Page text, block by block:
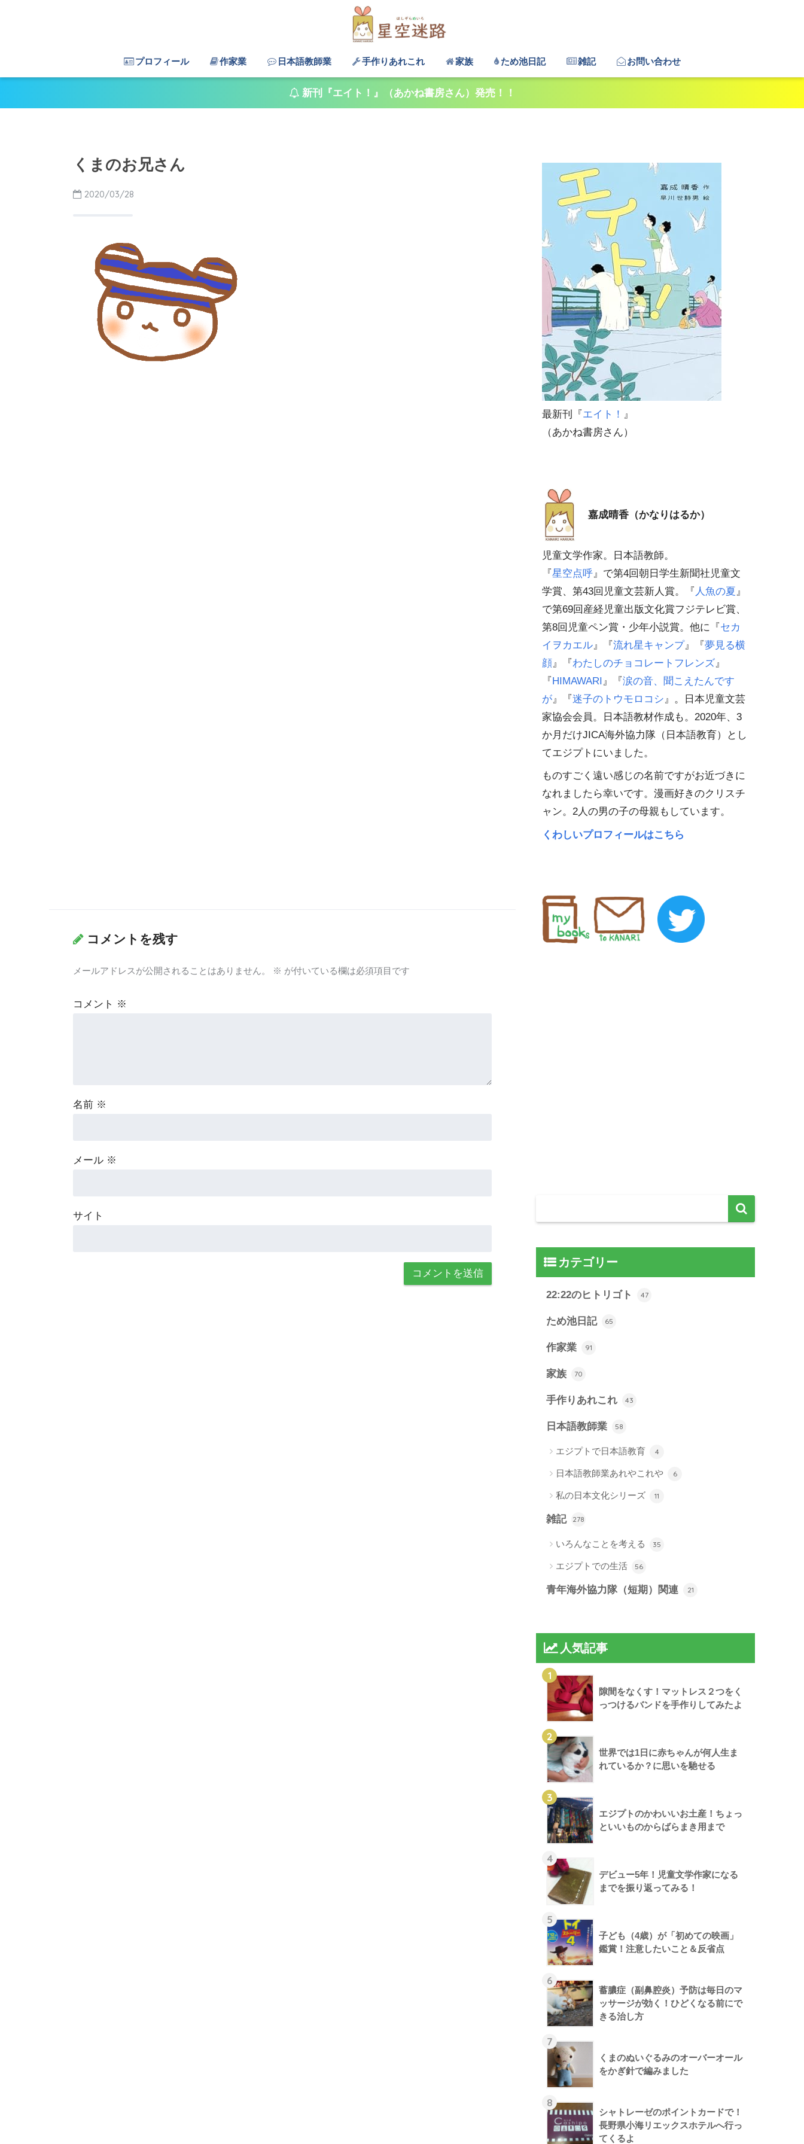
プロフィール 作家業 日本語教師業 手作りあれこれ 家族 ため池日記 雑記 お問い合わせ
新刊『エイト！』（あかね書房さん）発売！！
くまのお兄さん
2020/03/28
コメントを残す
メールアドレスが公開されることはありません。 ※ が付いている欄は必須項目です
コメント ※
名前 ※
メール ※
サイト
最新刊『エイト！ 』
（あかね書房さん）
嘉成晴香（かなりはるか）
児童文学作家。日本語教師。
『星空点呼』で第4回朝日学生新聞社児童文
学賞、第43回児童文芸新人賞。『 人魚の夏』
で第69回産経児童出版文化賞フジテレビ賞、
第8回児童ペン賞・少年小説賞。他に『セカ
イヲカエル』『流れ星キャンプ』『夢見る横
顔』『わたしのチョコレートフレンズ』
『HIMAWARI』『涙の音、聞こえたんです
が』『迷子のトウモロコシ』。日本児童文芸
家協会会員。日本語教材作成も。2020年、3
か月だけJICA海外協力隊（日本語教育）とし
てエジプトにいました。
ものすごく遠い感じの名前ですがお近づきに
なれましたら幸いです。漫画好きのクリスチ
ャン。2人の男の子の母親もしています。
くわしいプロフィールはこちら
カテゴリー
22:22のヒトリゴト 47
ため池日記 65
作家業 91
家族 70
手作りあれこれ 43
日本語教師業 58
エジプトで日本語教育 4
日本語教師業あれやこれや 6
私の日本文化シリーズ 11
雑記 278
いろんなことを考える 35
エジプトでの生活 56
青年海外協力隊（短期）関連 21
人気記事
1
隙間をなくす！マットレス２つをく
っつけるバンドを手作りしてみたよ
2
世界では1日に赤ちゃんが何人生ま
れているか？に思いを馳せる
3
エジプトのかわいいお土産！ちょっ
といいものからばらまき用まで
4
デビュー5年！児童文学作家になる
までを振り返ってみる！
5
子ども（4歳）が「初めての映画」
鑑賞！注意したいこと＆反省点
6
蓄膿症（副鼻腔炎）予防は毎日のマ
ッサージが効く！ひどくなる前にで
きる治し方
7
くまのぬいぐるみのオーバーオール
をかぎ針で編みました
8
シャトレーゼのポイントカードで！
長野県小海リエックスホテルへ行っ
てくるよ